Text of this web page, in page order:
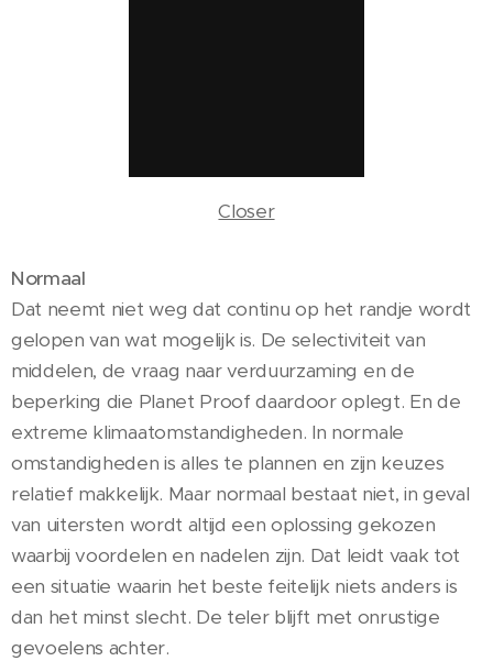
Closer
Normaal
Dat neemt niet weg dat continu op het randje wordt
gelopen van wat mogelijk is. De selectiviteit van
middelen, de vraag naar verduurzaming en de
beperking die Planet Proof daardoor oplegt. En de
extreme klimaatomstandigheden. In normale
omstandigheden is alles te plannen en zijn keuzes
relatief makkelijk. Maar normaal bestaat niet, in geval
van uitersten wordt altijd een oplossing gekozen
waarbij voordelen en nadelen zijn. Dat leidt vaak tot
een situatie waarin het beste feitelijk niets anders is
dan het minst slecht. De teler blijft met onrustige
gevoelens achter.